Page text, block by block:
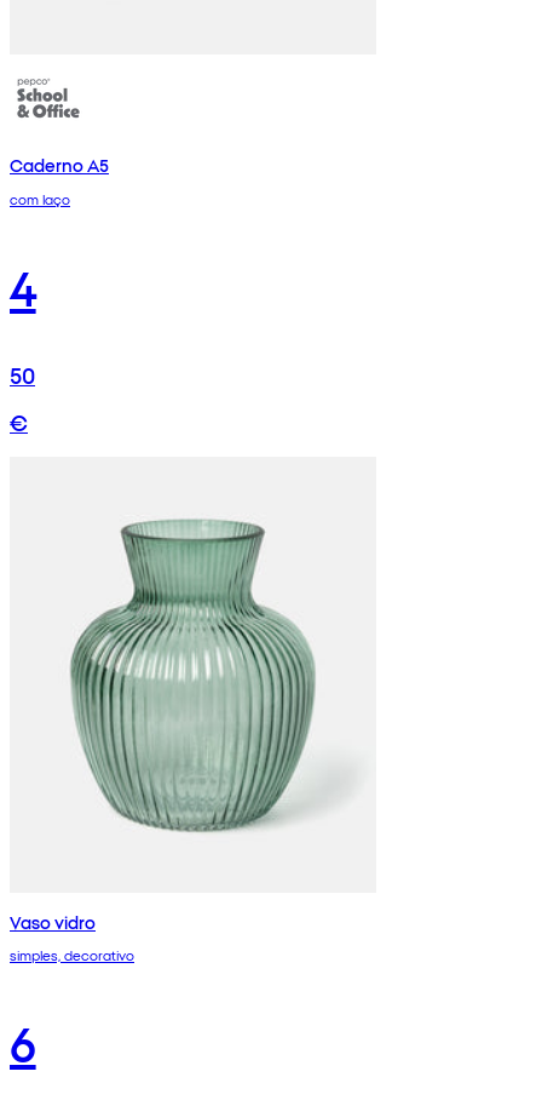
Caderno A5
com laço
4
50
€
Vaso vidro
simples, decorativo
6